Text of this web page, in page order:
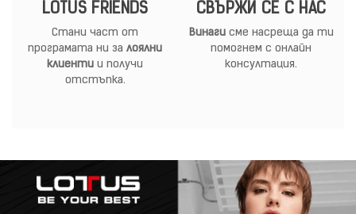
LOTUS FRIENDS
Стани част от
програмата ни за лоялни
клиенти и получи
отстъпка.
СВЪРЖИ СЕ С НАС
Винагисме насреща да ти
помогнем с онлайн
консултация.